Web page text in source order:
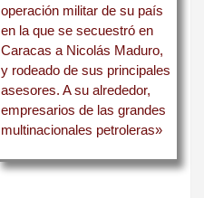
operación militar de su país
en la que se secuestró en
Caracas a Nicolás Maduro,
y rodeado de sus principales
asesores. A su alrededor,
empresarios de las grandes
multinacionales petroleras»